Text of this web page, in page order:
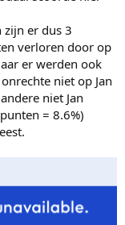
zijn er dus 3
verloren door op
er werden ook
niet op Jan
niet Jan
= 8.6%)